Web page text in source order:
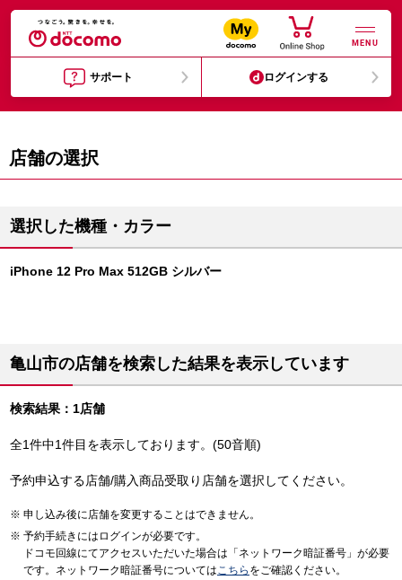
MENU
サポート ログインする
店舗の選択
選択した機種・カラー
iPhone 12 Pro Max 512GB シルバー
亀山市の店舗を検索した結果を表示しています
検索結果：1店舗
全1件中1件目を表示しております。(50音順)
予約申込する店舗/購入商品受取り店舗を選択してください。
申し込み後に店舗を変更することはできません。
予約手続きにはログインが必要です。
ドコモ回線にてアクセスいただいた場合は「ネットワーク暗証番号」が必要
です。ネットワーク暗証番号についてはこちら をご確認ください。